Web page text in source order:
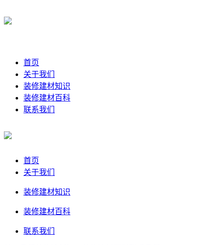
首页
关于我们
装修建材知识
装修建材百科
联系我们
首页
关于我们
装修建材知识
装修建材百科
联系我们